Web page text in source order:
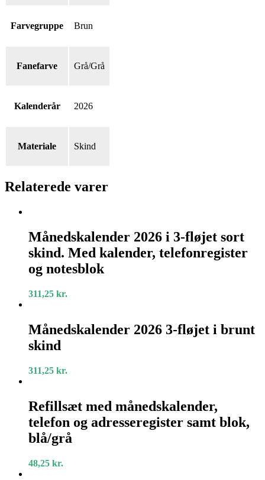
Farvegruppe Brun
Fanefarve Grå/Grå
Kalenderår 2026
Materiale Skind
Relaterede varer
2026
i
3-
fløjet
sort
Med
og
notesblok
Månedskalender 2026 i 3-fløjet sort
skind. Med kalender, telefonregister
og notesblok
311,25 kr.
2026
3-
fløjet
brunt
skind
Månedskalender 2026 3-fløjet i brunt
skind
311,25 kr.
med
månedskalender,
telefon
og
adresseregister
blok,
Refillsæt med månedskalender,
telefon og adresseregister samt blok,
blå/grå
48,25 kr.